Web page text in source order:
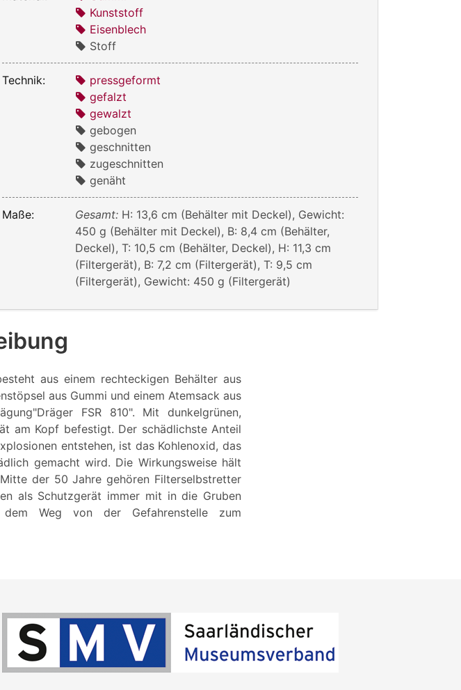
Kunststoff
Eisenblech
Stoff
Technik:
pressgeformt
gefalzt
gewalzt
gebogen
geschnitten
zugeschnitten
genäht
Maße: Gesamt: H: 13,6 cm (Behälter mit Deckel), Gewicht:
450 g (Behälter mit Deckel), B: 8,4 cm (Behälter,
Deckel), T: 10,5 cm (Behälter, Deckel), H: 11,3 cm
(Filtergerät), B: 7,2 cm (Filtergerät), T: 9,5 cm
(Filtergerät), Gewicht: 450 g (Filtergerät)
aus einem rechteckigen Behälter aus
aus Gummi und einem Atemsack aus
FSR 810". Mit dunkelgrünen,
am Kopf befestigt. Der schädlichste Anteil
entstehen, ist das Kohlenoxid, das
gemacht wird. Die Wirkungsweise hält
der 50 Jahre gehören Filterselbstretter
als Schutzgerät immer mit in die Gruben
Weg von der Gefahrenstelle zum